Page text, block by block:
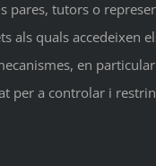
pares, tutors o
quals accedeixen
en
a controlar i